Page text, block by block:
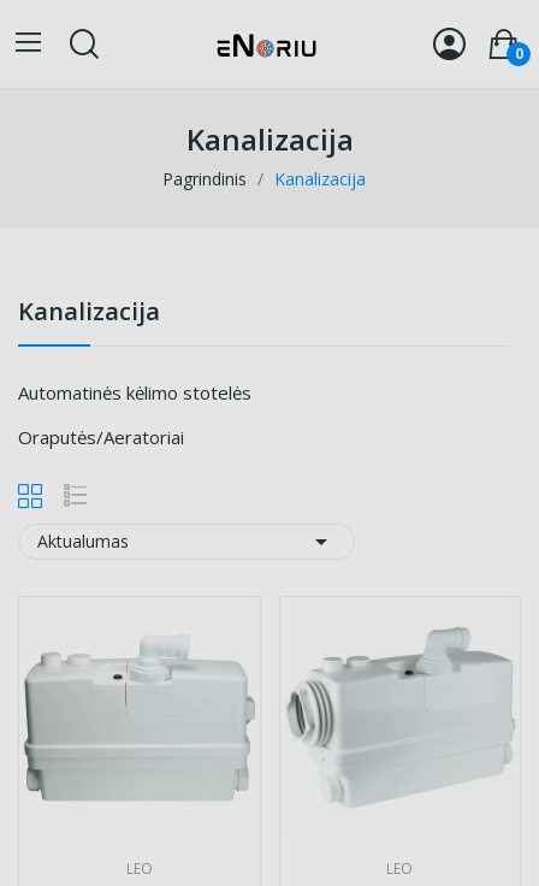
0
Kanalizacija
Pagrindinis Kanalizacija
Kanalizacija
Automatinės kėlimo stotelės
Oraputės/Aeratoriai
Aktualumas 
LEO LEO